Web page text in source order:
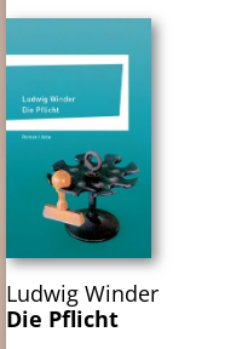
Ludwig Winder
Die Pflicht